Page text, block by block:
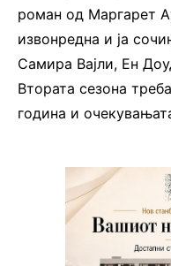
роман од Маргарет
извонредна и ја
Самира Вајли, Ен
Втората сезона
година и